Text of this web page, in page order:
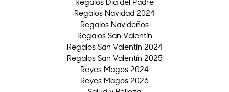
Regalos Navidad 2024
Regalos Navideños
Regalos San Valentín
Regalos San Valentín 2024
Regalos San Valentín 2025
Reyes Magos 2024
Reyes Magos 2026